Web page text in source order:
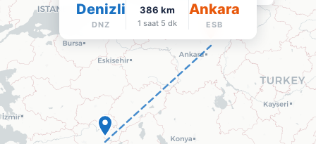
Denizli
DNZ
386 km
1 saat 5 dk
Ankara
ESB